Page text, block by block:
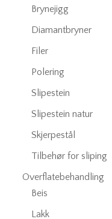
Brynejigg
Diamantbryner
Filer
Polering
Slipestein
Slipestein natur
Skjerpestål
Tilbehør for sliping
Overflatebehandling
Beis
Lakk